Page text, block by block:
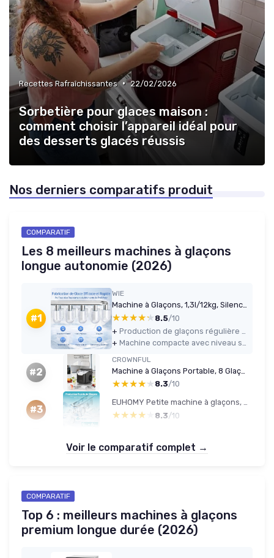
Recettes Rafraîchissantes • 22/02/2026
Sorbetière pour glaces maison :
comment choisir l’appareil idéal pour
des desserts glacés réussis
Nos derniers comparatifs produit
COMPARATIF
Les 8 meilleurs machines à glaçons
longue autonomie (2026)
#1
WIE
Machine à Glaçons, 1,3l/12kg, Silencieuse Machine à Glacons Comptoir avec Pelle à Glaçons, Machine à Glaçons Autonettoyante et Portable pour Maison/Cuisine/Camping
★★★★★
★★★★★ 8.5/10
+
Production de glaçons régulière (9 glaçons toutes ~7–9 minutes) suffisante pour un usage domestique
+
Machine compacte avec niveau sonore raisonnable, se fait oublier en fond sonore
#2
CROWNFUL
★★★★★
★★★★★ 8.3/10
#3
EUHOMY Petite machine à glaçons, 9 cubes prêts en 6 minutes, 12 kg/jour, autonettoyante, machine à glace portable avec poignée de transport, panier et pelle, 2 tailles de glaçons pour la maison Argentée - 12kg
★★★★★
★★★★★ 8.3/10
Voir le comparatif complet →
COMPARATIF
Top 6 : meilleurs machines à glaçons
premium longue durée (2026)